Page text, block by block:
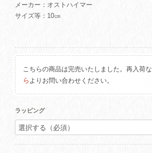
メーカー：オストハイマー
サイズ等：10㎝
こちらの商品は完売いたしました。再入荷
ら よりお問い合わせください。
ラッピング